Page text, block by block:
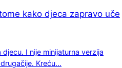
kako djeca zapravo uče
I nije minijaturna verzija
Kreću…